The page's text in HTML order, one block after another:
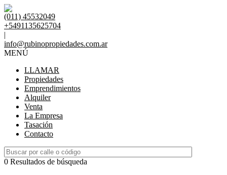
(011) 45532049
+5491135625704
|
info@rubinopropiedades.com.ar
MENÚ
LLAMAR
Propiedades
Emprendimientos
Alquiler
Venta
La Empresa
Tasación
Contacto
0 Resultados de búsqueda